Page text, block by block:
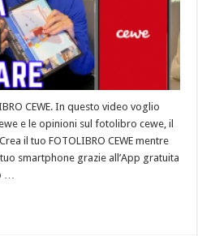
CEWE. In questo video voglio
e le opinioni sul fotolibro cewe, il
il tuo FOTOLIBRO CEWE mentre
smartphone grazie all’App gratuita
…